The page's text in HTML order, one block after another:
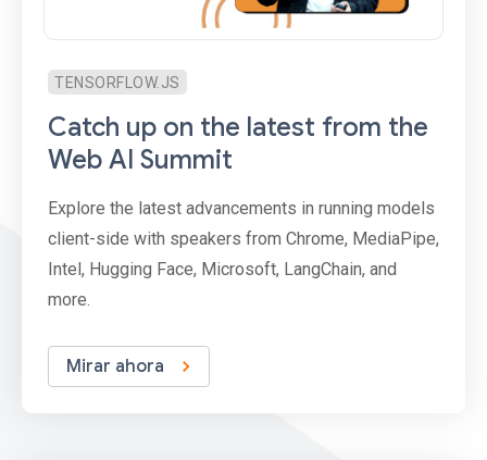
TENSORFLOW.JS
Catch up on the latest from the
Web AI Summit
Explore the latest advancements in running models
client-side with speakers from Chrome, MediaPipe,
Intel, Hugging Face, Microsoft, LangChain, and
more.
Mirar ahora